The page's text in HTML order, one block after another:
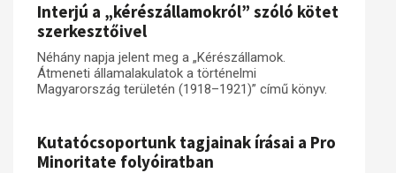
Interjú a „kérészállamokról” szóló kötet
szerkesztőivel
Néhány napja jelent meg a „Kérészállamok.
Átmeneti államalakulatok a történelmi
Magyarország területén (1918–1921)” című könyv.
Kutatócsoportunk tagjainak írásai a Pro
Minoritate folyóiratban